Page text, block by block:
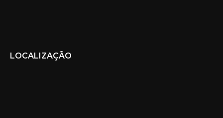
LOCALIZAÇÃO